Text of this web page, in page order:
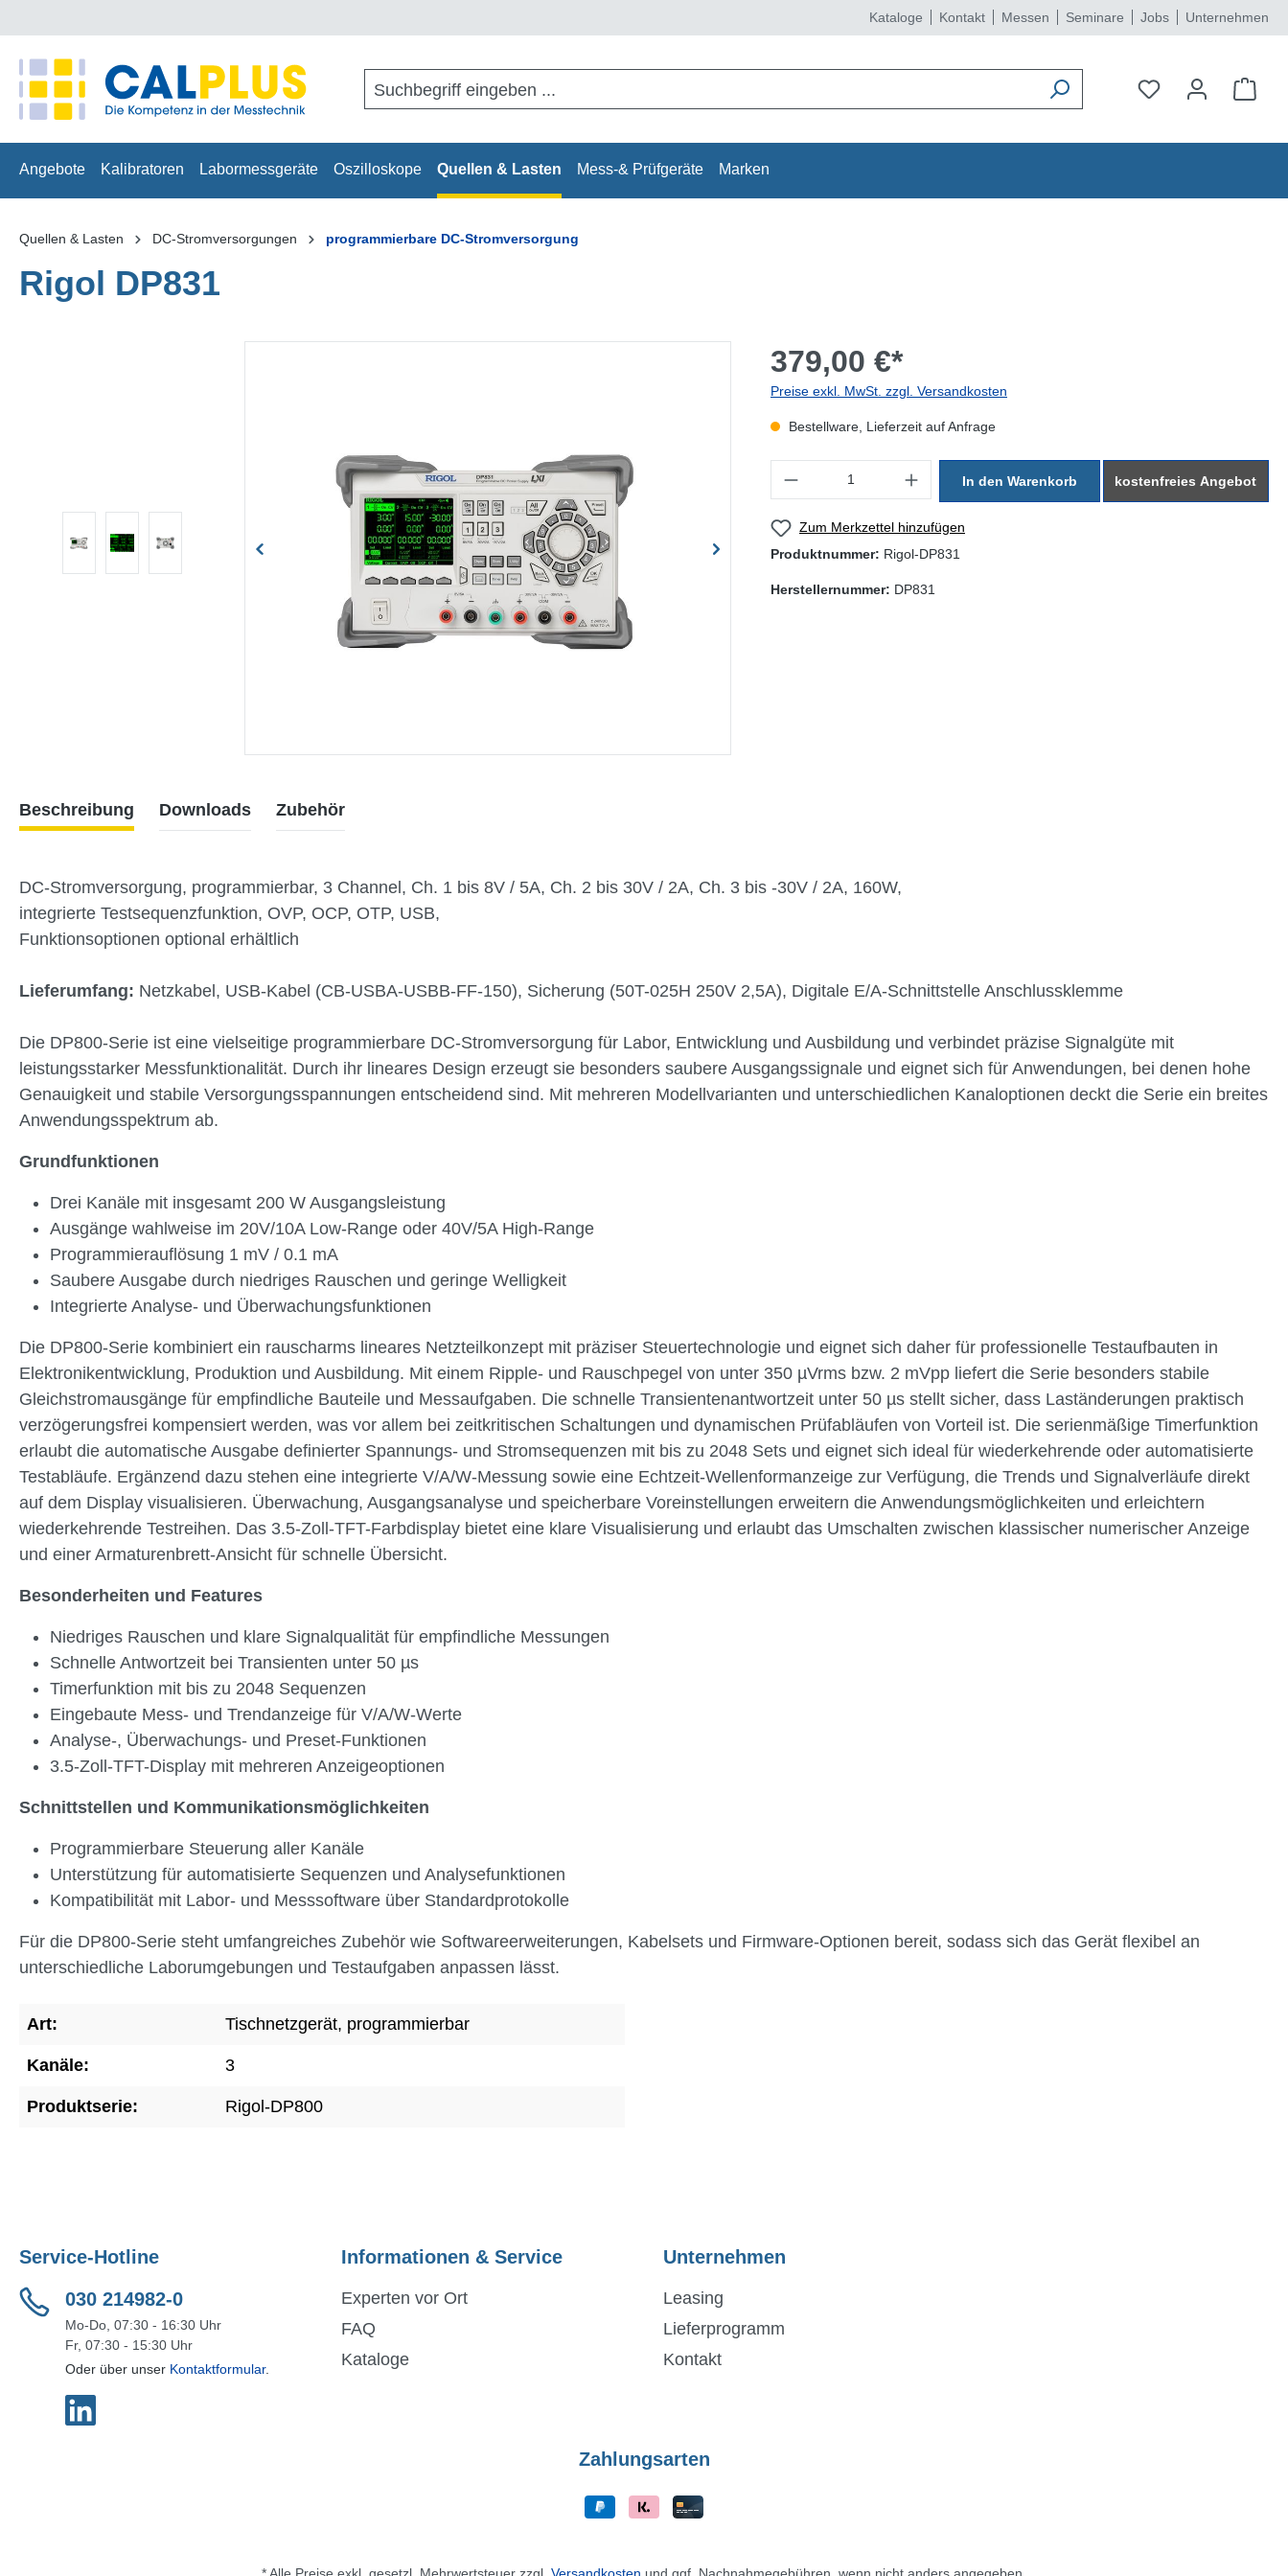
Kataloge Kontakt Messen Seminare Jobs Unternehmen
Angebote Kalibratoren Labormessgeräte Oszilloskope Quellen & Lasten Mess-& Prüfgeräte Marken
Quellen & Lasten DC-Stromversorgungen programmierbare DC-Stromversorgung
Rigol DP831
379,00 €*
Preise exkl. MwSt. zzgl. Versandkosten
Bestellware, Lieferzeit auf Anfrage
In den Warenkorb
kostenfreies Angebot
Zum Merkzettel hinzufügen
Produktnummer: Rigol-DP831
Herstellernummer: DP831
Beschreibung Downloads Zubehör
DC-Stromversorgung, programmierbar, 3 Channel, Ch. 1 bis 8V / 5A, Ch. 2 bis 30V / 2A, Ch. 3 bis -30V / 2A, 160W,
integrierte Testsequenzfunktion, OVP, OCP, OTP, USB,
Funktionsoptionen optional erhältlich
Lieferumfang: Netzkabel, USB-Kabel (CB-USBA-USBB-FF-150), Sicherung (50T-025H 250V 2,5A), Digitale E/A-Schnittstelle Anschlussklemme
Die DP800-Serie ist eine vielseitige programmierbare DC-Stromversorgung für Labor, Entwicklung und Ausbildung und verbindet präzise Signalgüte mit
leistungsstarker Messfunktionalität. Durch ihr lineares Design erzeugt sie besonders saubere Ausgangssignale und eignet sich für Anwendungen, bei denen hohe
Genauigkeit und stabile Versorgungsspannungen entscheidend sind. Mit mehreren Modellvarianten und unterschiedlichen Kanaloptionen deckt die Serie ein breites
Anwendungsspektrum ab.
Grundfunktionen
Drei Kanäle mit insgesamt 200 W Ausgangsleistung
Ausgänge wahlweise im 20V/10A Low-Range oder 40V/5A High-Range
Programmierauflösung 1 mV / 0.1 mA
Saubere Ausgabe durch niedriges Rauschen und geringe Welligkeit
Integrierte Analyse- und Überwachungsfunktionen
Die DP800-Serie kombiniert ein rauscharms lineares Netzteilkonzept mit präziser Steuertechnologie und eignet sich daher für professionelle Testaufbauten in
Elektronikentwicklung, Produktion und Ausbildung. Mit einem Ripple- und Rauschpegel von unter 350 µVrms bzw. 2 mVpp liefert die Serie besonders stabile
Gleichstromausgänge für empfindliche Bauteile und Messaufgaben. Die schnelle Transientenantwortzeit unter 50 µs stellt sicher, dass Laständerungen praktisch
verzögerungsfrei kompensiert werden, was vor allem bei zeitkritischen Schaltungen und dynamischen Prüfabläufen von Vorteil ist. Die serienmäßige Timerfunktion
erlaubt die automatische Ausgabe definierter Spannungs- und Stromsequenzen mit bis zu 2048 Sets und eignet sich ideal für wiederkehrende oder automatisierte
Testabläufe. Ergänzend dazu stehen eine integrierte V/A/W-Messung sowie eine Echtzeit-Wellenformanzeige zur Verfügung, die Trends und Signalverläufe direkt
auf dem Display visualisieren. Überwachung, Ausgangsanalyse und speicherbare Voreinstellungen erweitern die Anwendungsmöglichkeiten und erleichtern
wiederkehrende Testreihen. Das 3.5-Zoll-TFT-Farbdisplay bietet eine klare Visualisierung und erlaubt das Umschalten zwischen klassischer numerischer Anzeige
und einer Armaturenbrett-Ansicht für schnelle Übersicht.
Besonderheiten und Features
Niedriges Rauschen und klare Signalqualität für empfindliche Messungen
Schnelle Antwortzeit bei Transienten unter 50 µs
Timerfunktion mit bis zu 2048 Sequenzen
Eingebaute Mess- und Trendanzeige für V/A/W-Werte
Analyse-, Überwachungs- und Preset-Funktionen
3.5-Zoll-TFT-Display mit mehreren Anzeigeoptionen
Schnittstellen und Kommunikationsmöglichkeiten
Programmierbare Steuerung aller Kanäle
Unterstützung für automatisierte Sequenzen und Analysefunktionen
Kompatibilität mit Labor- und Messsoftware über Standardprotokolle
Für die DP800-Serie steht umfangreiches Zubehör wie Softwareerweiterungen, Kabelsets und Firmware-Optionen bereit, sodass sich das Gerät flexibel an
unterschiedliche Laborumgebungen und Testaufgaben anpassen lässt.
Art: Tischnetzgerät, programmierbar
Kanäle: 3
Produktserie: Rigol-DP800
Service-Hotline
030 214982-0
Mo-Do, 07:30 - 16:30 Uhr
Fr, 07:30 - 15:30 Uhr
Oder über unser Kontaktformular.
Informationen & Service
Experten vor Ort
FAQ
Kataloge
Unternehmen
Leasing
Lieferprogramm
Kontakt
Zahlungsarten